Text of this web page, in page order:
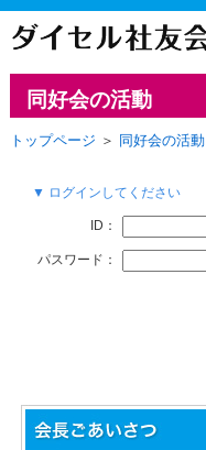
同好会の活動
トップページ ＞ 同好会の活動
▼ ログインしてください
ID：
パスワード：